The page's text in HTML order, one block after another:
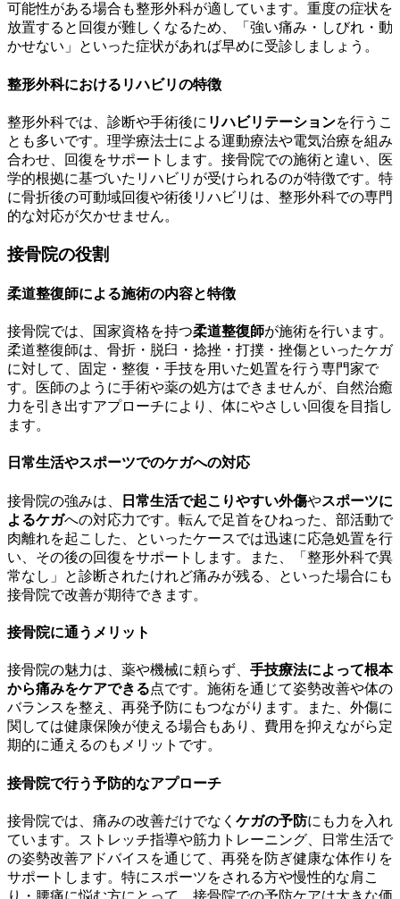
可能性がある場合も整形外科が適しています。重度の症状を
放置すると回復が難しくなるため、「強い痛み・しびれ・動
かせない」といった症状があれば早めに受診しましょう。
整形外科におけるリハビリの特徴
整形外科では、診断や手術後に リハビリテーションを行うこ
とも多いです。理学療法士による運動療法や電気治療を組み
合わせ、回復をサポートします。接骨院での施術と違い、医
学的根拠に基づいたリハビリが受けられるのが特徴です。特
に骨折後の可動域回復や術後リハビリは、整形外科での専門
的な対応が欠かせません。
接骨院の役割
柔道整復師による施術の内容と特徴
接骨院では、国家資格を持つ柔道整復師が施術を行います。
柔道整復師は、骨折・脱臼・捻挫・打撲・挫傷といったケガ
に対して、固定・整復・手技を用いた処置を行う専門家で
す。医師のように手術や薬の処方はできませんが、自然治癒
力を引き出すアプローチにより、体にやさしい回復を目指し
ます。
日常生活やスポーツでのケガへの対応
接骨院の強みは、 日常生活で起こりやすい外傷やスポーツに
よるケガへの対応力です。転んで足首をひねった、部活動で
肉離れを起こした、といったケースでは迅速に応急処置を行
い、その後の回復をサポートします。また、「整形外科で異
常なし」と診断されたけれど痛みが残る、といった場合にも
接骨院で改善が期待できます。
接骨院に通うメリット
接骨院の魅力は、薬や機械に頼らず、 手技療法によって根本
から痛みをケアできる点です。施術を通じて姿勢改善や体の
バランスを整え、再発予防にもつながります。また、外傷に
関しては健康保険が使える場合もあり、費用を抑えながら定
期的に通えるのもメリットです。
接骨院で行う予防的なアプローチ
接骨院では、痛みの改善だけでなく ケガの予防にも力を入れ
ています。ストレッチ指導や筋力トレーニング、日常生活で
の姿勢改善アドバイスを通じて、再発を防ぎ健康な体作りを
サポートします。特にスポーツをされる方や慢性的な肩こ
り・腰痛に悩む方にとって、接骨院での予防ケアは大きな価